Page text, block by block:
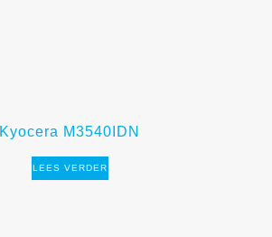
Kyocera M3540IDN
LEES VERDER